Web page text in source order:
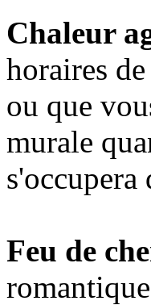
Chaleur
horaires
ou que
murale
s'occupera
Feu de